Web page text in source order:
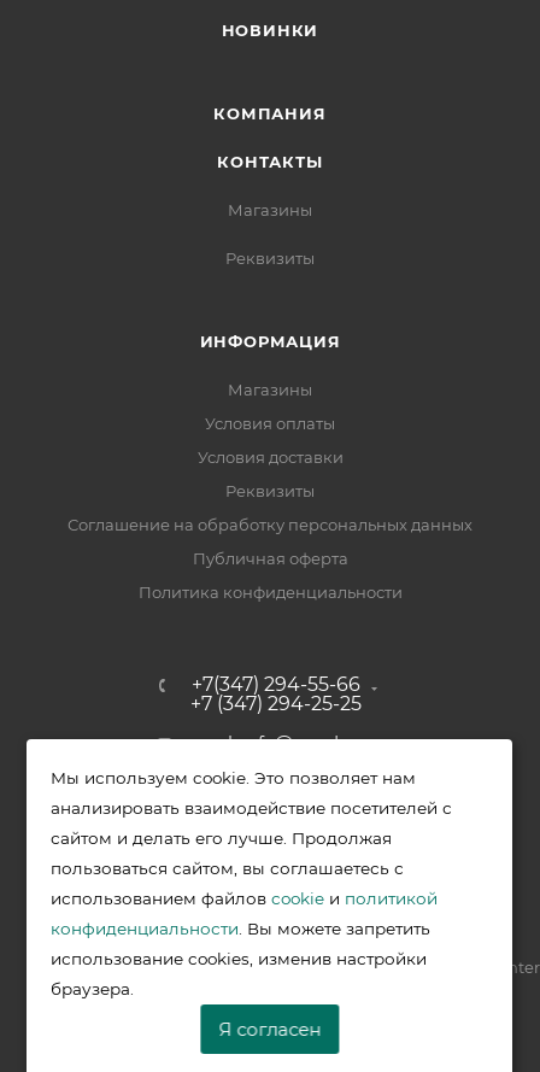
НОВИНКИ
КОМПАНИЯ
КОНТАКТЫ
Магазины
Реквизиты
ИНФОРМАЦИЯ
Магазины
Условия оплаты
Условия доставки
Реквизиты
Соглашение на обработку персональных данных
Публичная оферта
Политика конфиденциальности
+7(347) 294-55-66
+7 (347) 294-25-25
upak-ufa@yandex.ru
Уфимский район, с. Зубово, ул.
Полевая, д. 44/2, к. 2
2026 © Меркурий - упаковочная продукция от ведущих
производителей в Уфе
Разработка —
VIS.center
Мы используем cookie. Это позволяет нам
анализировать взаимодействие посетителей с
сайтом и делать его лучше. Продолжая
пользоваться сайтом, вы соглашаетесь с
использованием файловcookie и политикой
конфиденциальности . Вы можете запретить
использование cookies, изменив настройки
браузера.
Я согласен